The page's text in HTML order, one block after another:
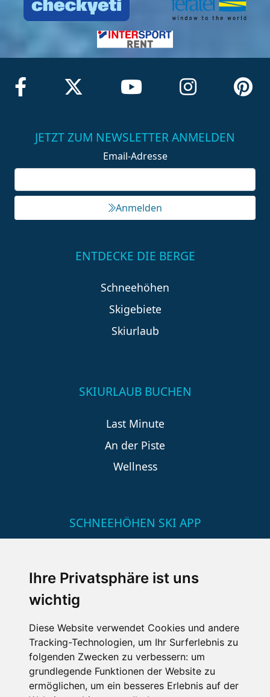
Ihre Privatsphäre ist uns
wichtig
Diese Website verwendet Cookies und andere
Tracking-Technologien, um Ihr Surferlebnis zu
folgenden Zwecken zu verbessern: um
grundlegende Funktionen der Website zu
ermöglichen, um ein besseres Erlebnis auf der
JETZT ZUM NEWSLETTER ANMELDEN
Email-Adresse
Anmelden
ENTDECKE DIE BERGE
Schneehöhen
Skigebiete
Skiurlaub
SKIURLAUB BUCHEN
Last Minute
An der Piste
Wellness
SCHNEEHÖHEN SKI APP
Impressum Datenschutz